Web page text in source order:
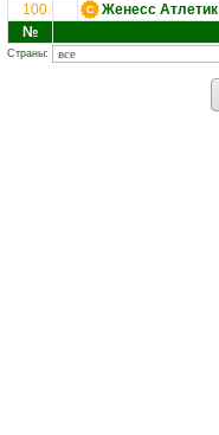
100.
Женесс Атлетик
№
Страны: